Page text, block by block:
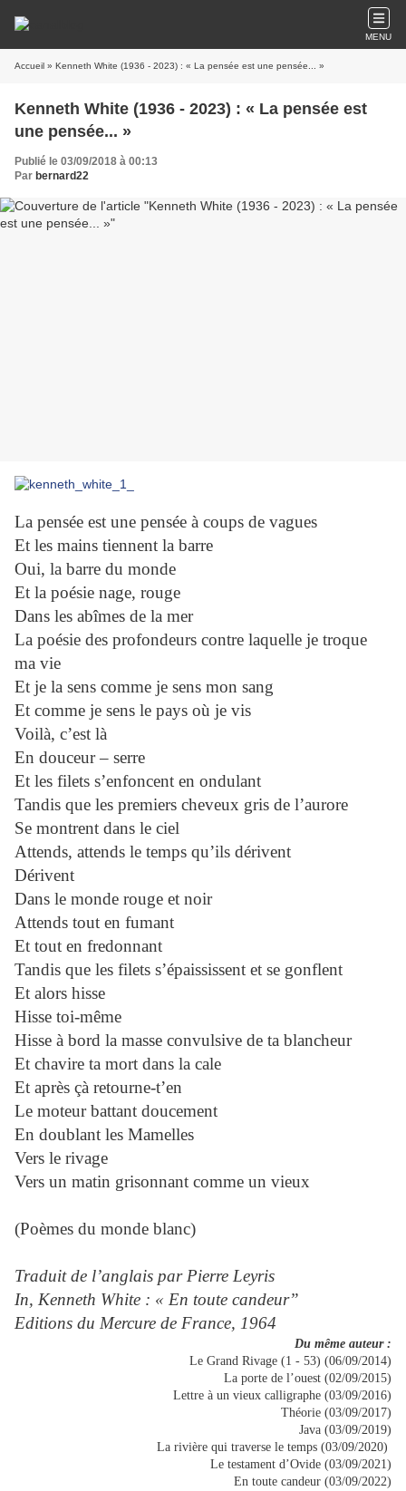
MENU
Accueil » Kenneth White (1936 - 2023) : « La pensée est une pensée... »
Kenneth White (1936 - 2023) : « La pensée est
une pensée... »
Publié le 03/09/2018 à 00:13
Par bernard22
La pensée est une pensée à coups de vagues
Et les mains tiennent la barre
Oui, la barre du monde
Et la poésie nage, rouge
Dans les abîmes de la mer
La poésie des profondeurs contre laquelle je troque
ma vie
Et je la sens comme je sens mon sang
Et comme je sens le pays où je vis
Voilà, c’est là
En douceur – serre
Et les filets s’enfoncent en ondulant
Tandis que les premiers cheveux gris de l’aurore
Se montrent dans le ciel
Attends, attends le temps qu’ils dérivent
Dérivent
Dans le monde rouge et noir
Attends tout en fumant
Et tout en fredonnant
Tandis que les filets s’épaississent et se gonflent
Et alors hisse
Hisse toi-même
Hisse à bord la masse convulsive de ta blancheur
Et chavire ta mort dans la cale
Et après çà retourne-t’en
Le moteur battant doucement
En doublant les Mamelles
Vers le rivage
Vers un matin grisonnant comme un vieux
(Poèmes du monde blanc)
Traduit de l’anglais par Pierre Leyris
In, Kenneth White : « En toute candeur”
Editions du Mercure de France, 1964
Du même auteur :
Le Grand Rivage (1 - 53) (06/09/2014)
La porte de l’ouest (02/09/2015)
Lettre à un vieux calligraphe (03/09/2016)
Théorie (03/09/2017)
Java (03/09/2019)
La rivière qui traverse le temps (03/09/2020)
Le testament d’Ovide (03/09/2021)
En toute candeur (03/09/2022)